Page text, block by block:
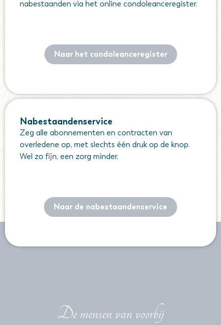
nabestaanden via het online condoleanceregister.
Naar het condoleanceregister
Nabestaandenservice
Zeg alle abonnementen en contracten van
overledene op, met slechts één druk op de knop.
Wel zo fijn, een zorg minder.
Naar de nabestaandenservice
De mensen van voorbij